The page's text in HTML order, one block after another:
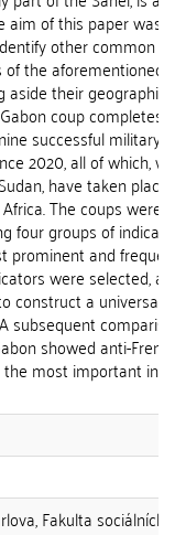
aim of this paper was
other common
of the aforementioned
aside their
coup completes a
successful military
2020, all of which,
have taken place
The coups were
four groups of
prominent and
were selected,
construct a universal
subsequent
showed anti-
most important
Fakulta sociálních